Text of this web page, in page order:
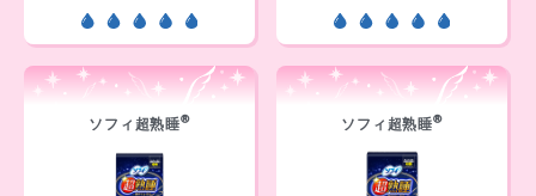
ソフィ超熟睡® ソフィ超熟睡®